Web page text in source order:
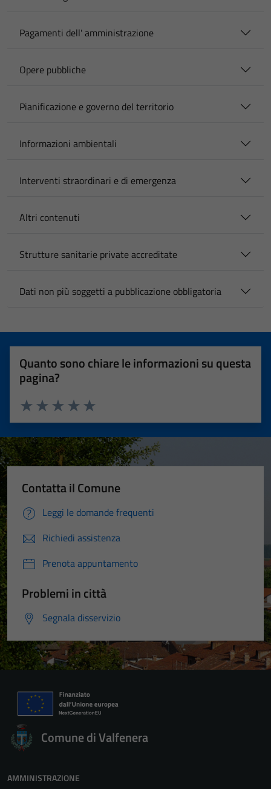
Pagamenti dell' amministrazione
Opere pubbliche
Pianificazione e governo del territorio
Informazioni ambientali
Interventi straordinari e di emergenza
Altri contenuti
Strutture sanitarie private accreditate
Dati non più soggetti a pubblicazione obbligatoria
Quanto sono chiare le informazioni su questa
pagina?
Valuta 5 stelle su 5
Valuta 4 stelle su 5
Valuta 3 stelle su 5
Valuta 2 stelle su 5
Valuta 1 stelle su 5
Contatta il Comune
Leggi le domande frequenti
Richiedi assistenza
Prenota appuntamento
Problemi in città
Segnala disservizio
Comune di Valfenera
AMMINISTRAZIONE